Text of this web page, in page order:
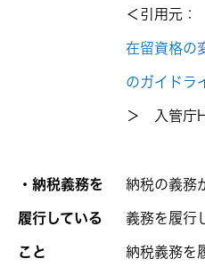
＜引用元：
在留資格の
のガイドラ
＞ 入管庁
・納税義務を
履行している
こと
納税の義務
義務を履行
納税義務を